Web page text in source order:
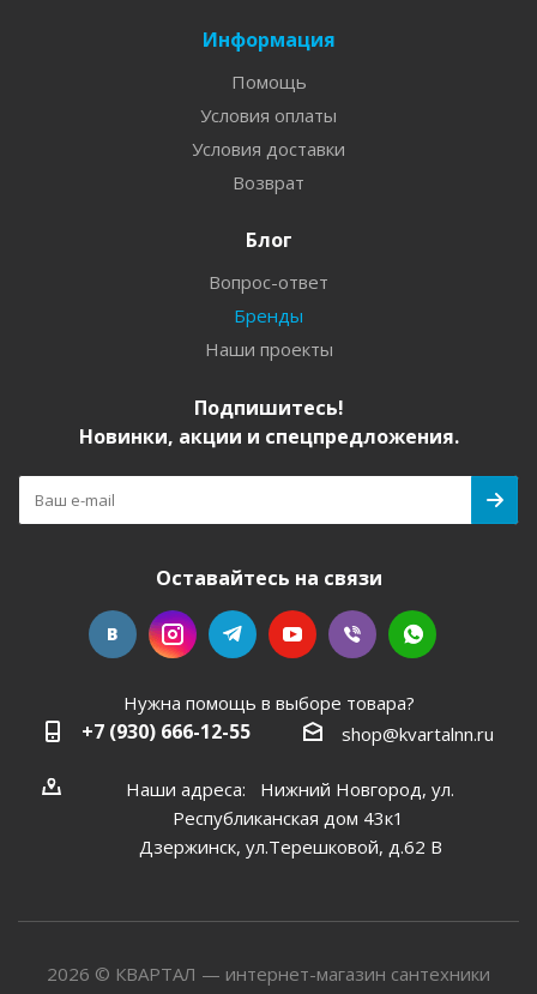
Информация
Помощь
Условия оплаты
Условия доставки
Возврат
Блог
Вопрос-ответ
Бренды
Наши проекты
Подпишитесь!
Новинки, акции и спецпредложения.
Оставайтесь на связи
Нужна помощь в выборе товара?
+7 (930) 666-12-55 shop@kvartalnn.ru
Наши адреса: Нижний Новгород, ул.
Республиканская дом 43к1
Дзержинск, ул.Терешковой, д.62 В
2026 © КВАРТАЛ — интернет-магазин сантехники